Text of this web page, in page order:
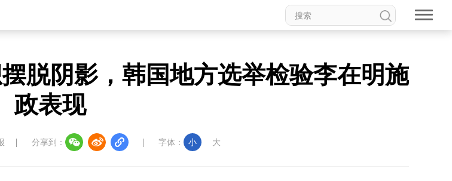
脱阴影，韩国地方选举检验李在明施
政表现
分享到： 字体： 小 大